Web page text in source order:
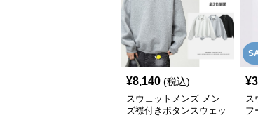
¥8,140 (税込)
スウェットメンズ メン
ズ襟付きボタンスウェッ
¥
ス
フ